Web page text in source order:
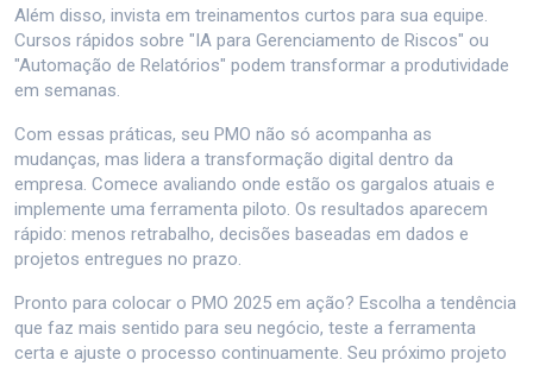
Além disso, invista em treinamentos curtos para sua equipe.
Cursos rápidos sobre "IA para Gerenciamento de Riscos" ou
"Automação de Relatórios" podem transformar a produtividade
em semanas.
Com essas práticas, seu PMO não só acompanha as
mudanças, mas lidera a transformação digital dentro da
empresa. Comece avaliando onde estão os gargalos atuais e
implemente uma ferramenta piloto. Os resultados aparecem
rápido: menos retrabalho, decisões baseadas em dados e
projetos entregues no prazo.
Pronto para colocar o PMO 2025 em ação? Escolha a tendência
que faz mais sentido para seu negócio, teste a ferramenta
certa e ajuste o processo continuamente. Seu próximo projeto